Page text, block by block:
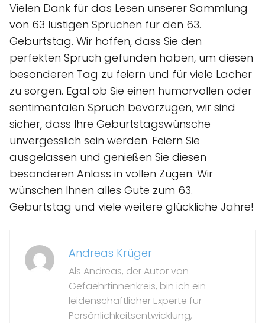
Vielen Dank für das Lesen unserer Sammlung
von 63 lustigen Sprüchen für den 63.
Geburtstag. Wir hoffen, dass Sie den
perfekten Spruch gefunden haben, um diesen
besonderen Tag zu feiern und für viele Lacher
zu sorgen. Egal ob Sie einen humorvollen oder
sentimentalen Spruch bevorzugen, wir sind
sicher, dass Ihre Geburtstagswünsche
unvergesslich sein werden. Feiern Sie
ausgelassen und genießen Sie diesen
besonderen Anlass in vollen Zügen. Wir
wünschen Ihnen alles Gute zum 63.
Geburtstag und viele weitere glückliche Jahre!
Andreas Krüger
Als Andreas, der Autor von
Gefaehrtinnenkreis, bin ich ein
leidenschaftlicher Experte für
Persönlichkeitsentwicklung,